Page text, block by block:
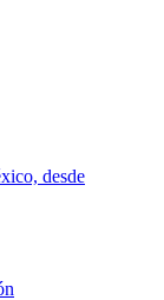
desde